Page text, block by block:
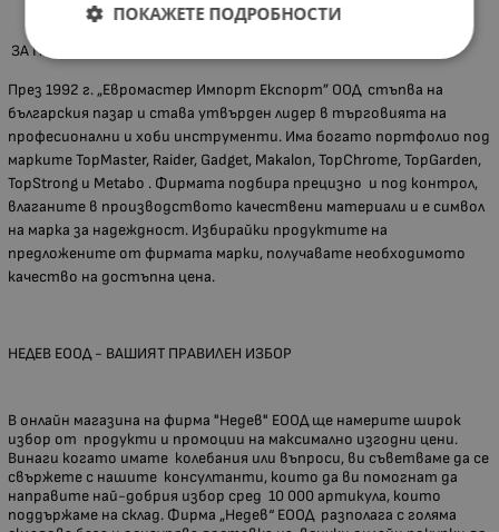
ЗА ПРОИЗВОДИТЕЛЯ
През 1992 г. „Евромастер Импорт Експорт” ООД стъпва на
българския пазар и става утвърден лидер в търговията на
професионални и хоби инструменти. Има богато портфолио под
марките TopMaster, Raider, Gadget, Makalon, TopChrome, TopGarden,
TopStrong и Metabo . Фирмата подбира прецизно и под контрол,
влаганите в производството качествени материали и е символ
на марка за надеждност. Избирайки продуктите на
предложените от фирмата марки, получавате необходимото
качество на достъпна цена.
НЕДЕВ ЕООД - ВАШИЯТ ПРАВИЛЕН ИЗБОР
В онлайн магазина на фирма "Недев" ЕООД ще намерите широк
избор от продукти и промоции на максимално изгодни цени.
Винаги когато имате колебания или въпроси, ви съветваме да се
свържете с нашите консултанти, които да ви помогнат да
направите най-добрия избор сред 10 000 артикула, които
поддържаме на склад. Фирма „Недев“ ЕООД разполага с голяма
ПОКАЖЕТЕ ПОДРОБНОСТИ